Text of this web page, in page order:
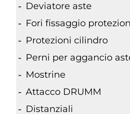
Deviatore aste
Fori fissaggio
Protezioni cilindro
Perni per aggancio
Mostrine
Attacco DRUMM
Distanziali